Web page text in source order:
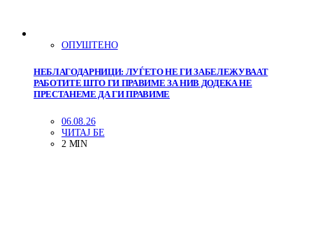
ОПУШТЕНО
НЕБЛАГОДАРНИЦИ: ЛУЃЕТО НЕ ГИ ЗАБЕЛЕЖУВААТ
РАБОТИТЕ ШТО ГИ ПРАВИМЕ ЗА НИВ ДОДЕКА НЕ
ПРЕСТАНЕМЕ ДА ГИ ПРАВИМЕ
06.08.26
ЧИТАЈ БЕ
2 MIN